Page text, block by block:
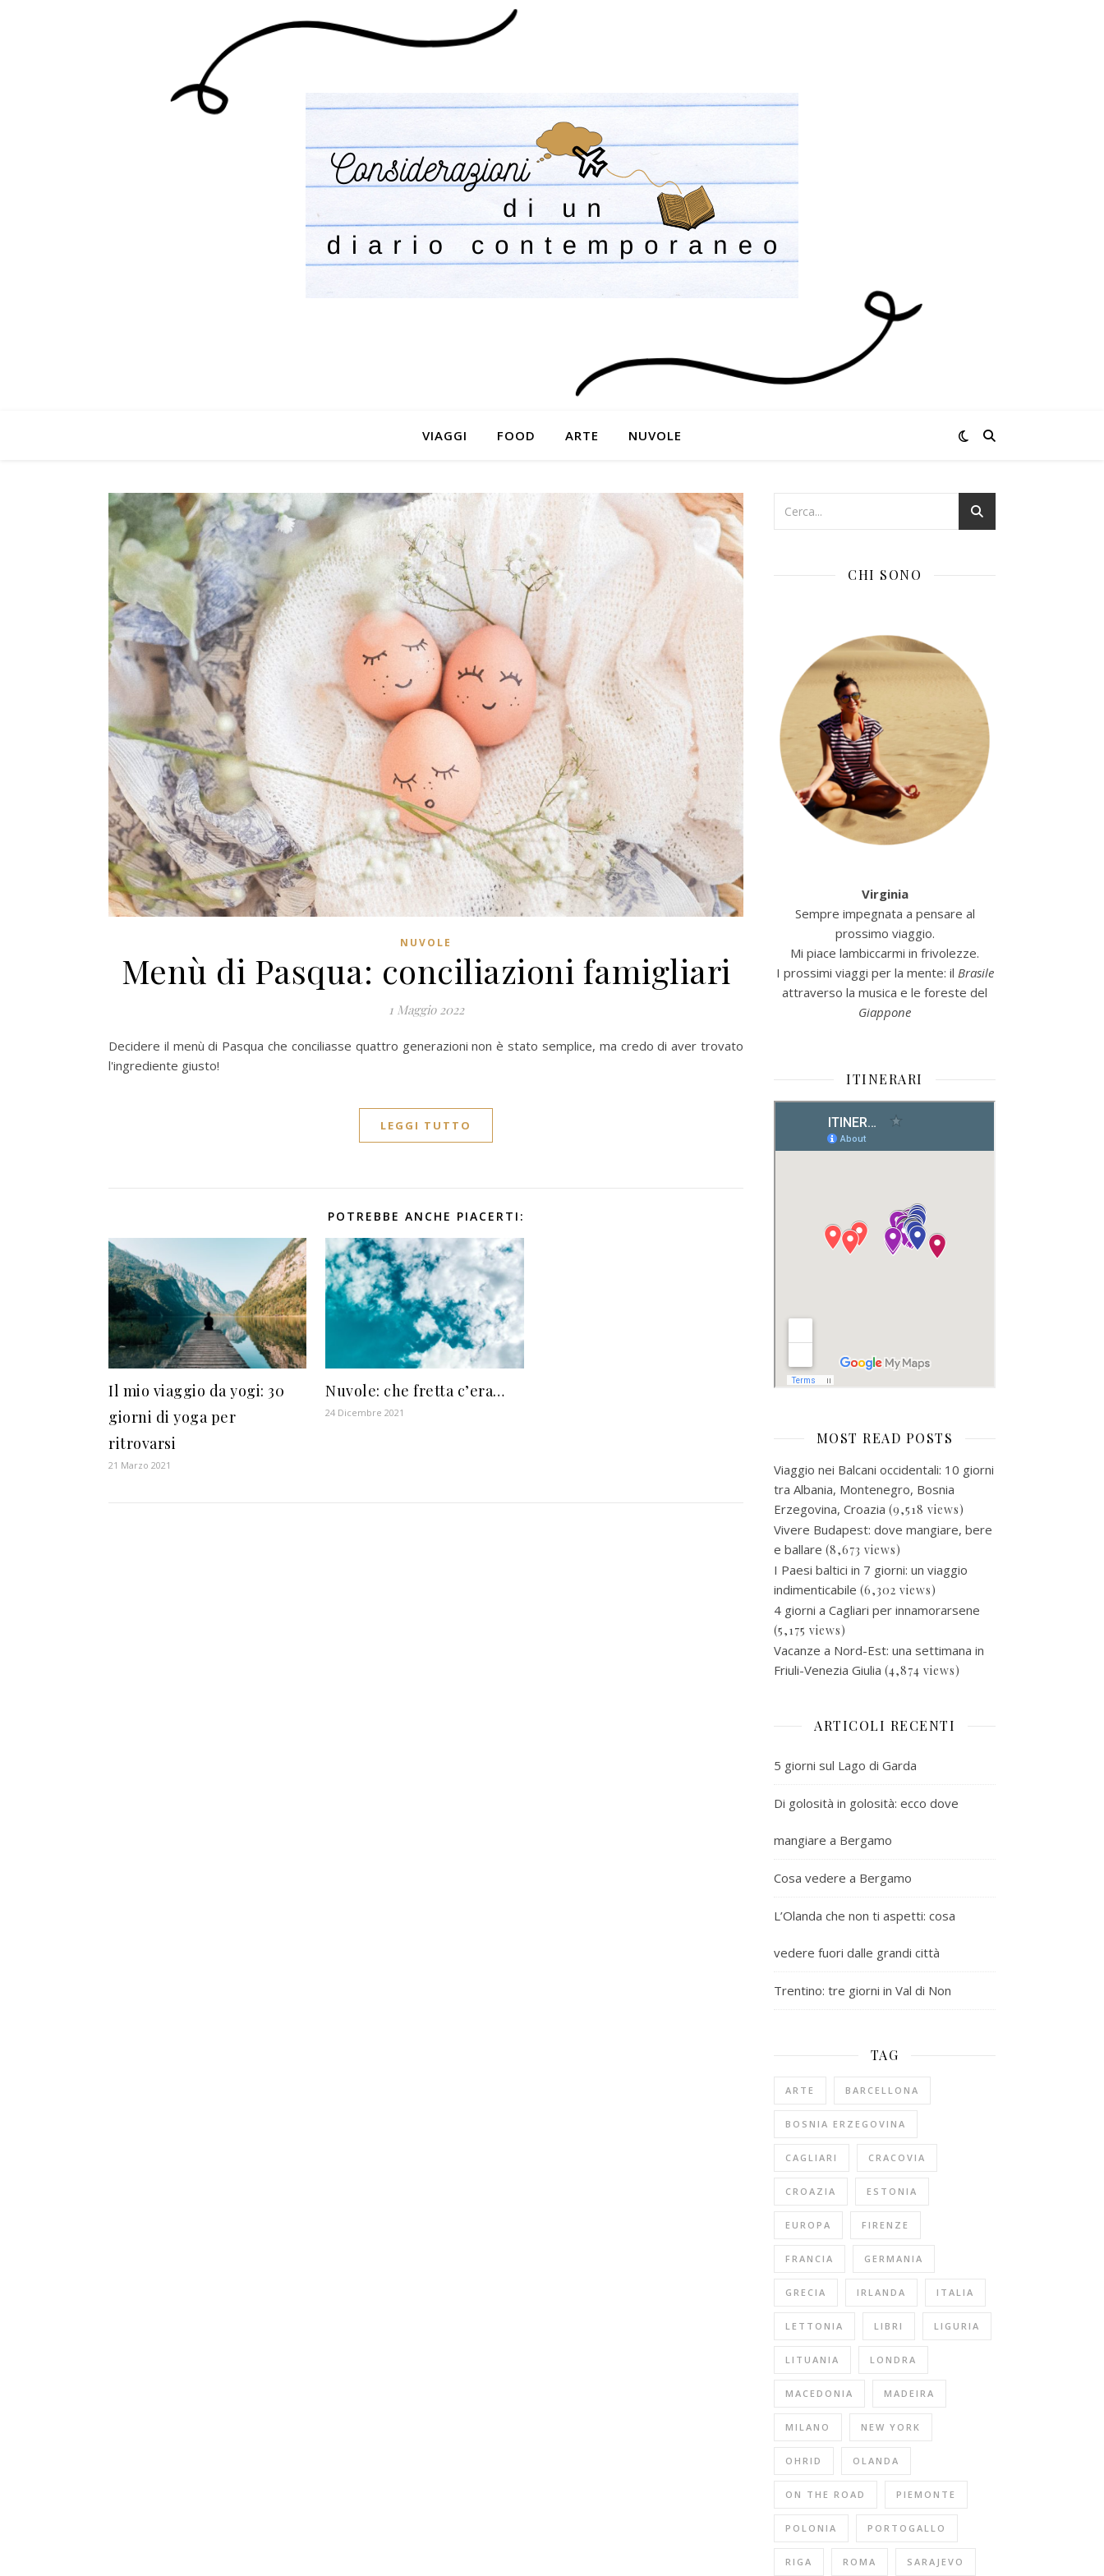
VIAGGI FOOD ARTE NUVOLE
NUVOLE
Menù di Pasqua: conciliazioni famigliari
1 Maggio 2022
Decidere il menù di Pasqua che conciliasse quattro generazioni non è stato semplice, ma credo di aver trovato
l'ingrediente giusto!
LEGGI TUTTO
POTREBBE ANCHE PIACERTI:
Il mio viaggio da yogi: 30
giorni di yoga per
ritrovarsi
21 Marzo 2021
Nuvole: che fretta c’era…
24 Dicembre 2021
CHI SONO
Virginia
Sempre impegnata a pensare al
prossimo viaggio.
Mi piace lambiccarmi in frivolezze.
I prossimi viaggi per la mente: il Brasile
attraverso la musica e le foreste del
Giappone
ITINERARI
MOST READ POSTS
Viaggio nei Balcani occidentali: 10 giorni
tra Albania, Montenegro, Bosnia
Erzegovina, Croazia (9,518 views)
Vivere Budapest: dove mangiare, bere
e ballare (8,673 views)
I Paesi baltici in 7 giorni: un viaggio
indimenticabile (6,302 views)
4 giorni a Cagliari per innamorarsene
(5,175 views)
Vacanze a Nord-Est: una settimana in
Friuli-Venezia Giulia (4,874 views)
ARTICOLI RECENTI
5 giorni sul Lago di Garda
Di golosità in golosità: ecco dove
mangiare a Bergamo
Cosa vedere a Bergamo
L’Olanda che non ti aspetti: cosa
vedere fuori dalle grandi città
Trentino: tre giorni in Val di Non
TAG
ARTE BARCELLONA
BOSNIA ERZEGOVINA
CAGLIARI CRACOVIA
CROAZIA ESTONIA
EUROPA FIRENZE
FRANCIA GERMANIA
GRECIA IRLANDA ITALIA
LETTONIA LIBRI LIGURIA
LITUANIA LONDRA
MACEDONIA MADEIRA
MILANO NEW YORK
OHRID OLANDA
ON THE ROAD PIEMONTE
POLONIA PORTOGALLO
RIGA ROMA SARAJEVO